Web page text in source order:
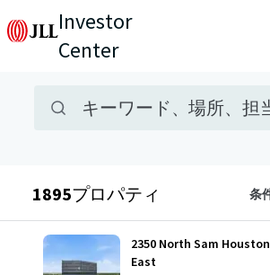
Investor
Center
物件検索キーワード、場所、担
1895プロパティ 条
2350 North Sam
East